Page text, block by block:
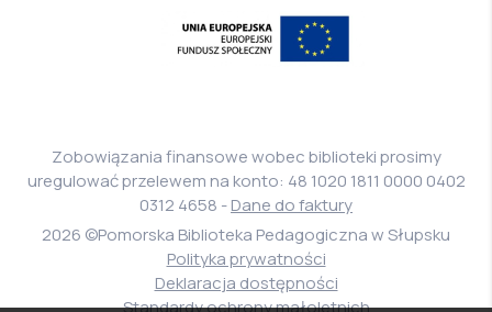
Pomorskiego
Europejski
Fundusz
Zobowiązania finansowe wobec biblioteki prosimy
uregulować przelewem na konto: 48 1020 1811 0000 0402
0312 4658 -Dane do faktury
2026 ©Pomorska Biblioteka Pedagogiczna w Słupsku
Polityka prywatności
Deklaracja dostępności
Standardy ochrony małoletnich